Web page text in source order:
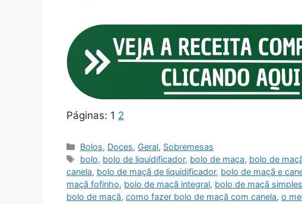
Páginas: 1 2
Bolos, Doces, Geral, Sobremesas
bolo, bolo de liquidificador, bolo de maça, bolo de
canela, bolo de maçã de liquidificador, bolo de maçã e
maçã fofinho, bolo de maçã integral, bolo de maçã simples
bolo de maçã, como fazer bolo de maçã com canela, o